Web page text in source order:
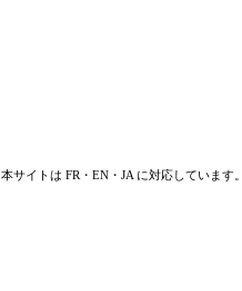
本サイトは FR・EN・JA に対応しています。